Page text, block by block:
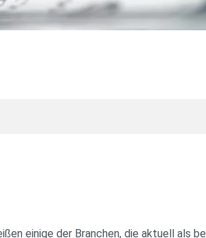
einige der Branchen, die aktuell als